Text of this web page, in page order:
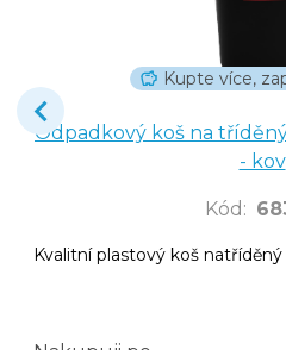
Kupte více,
Odpadkový koš na
- kov
Kód :
Kvalitní plastový koš